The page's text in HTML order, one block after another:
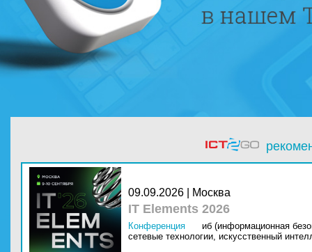
09.09.2026 | Москва
IT Elements 2026
Конференция
иб (информационная
сетевые технологии, искусственный